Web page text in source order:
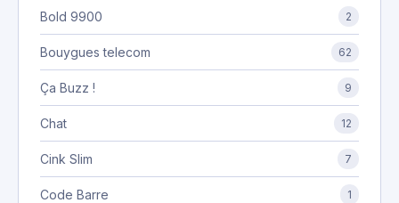
Bold 9900 2
Bouygues telecom 62
Ça Buzz ! 9
Chat 12
Cink Slim 7
Code Barre 1